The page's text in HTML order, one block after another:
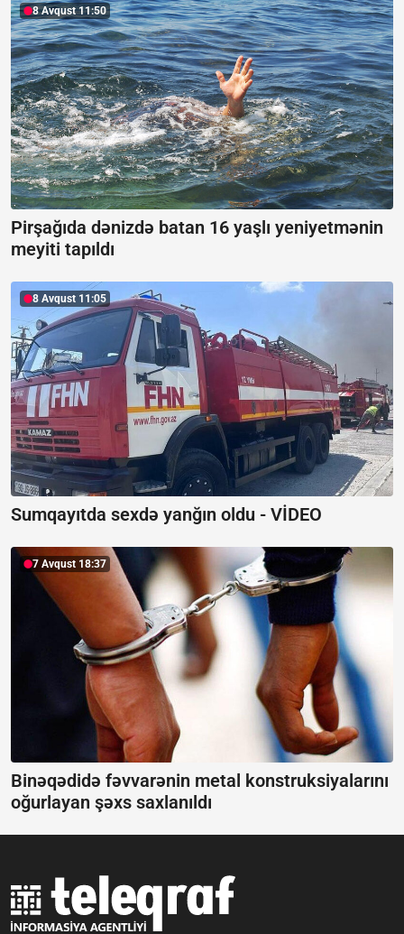
8 Avqust 11:50
Pirşağıda dənizdə batan 16 yaşlı yeniyetmənin
meyiti tapıldı
8 Avqust 11:05
Sumqayıtda sexdə yanğın oldu - VİDEO
7 Avqust 18:37
Binəqədidə fəvvarənin metal konstruksiyalarını
oğurlayan şəxs saxlanıldı